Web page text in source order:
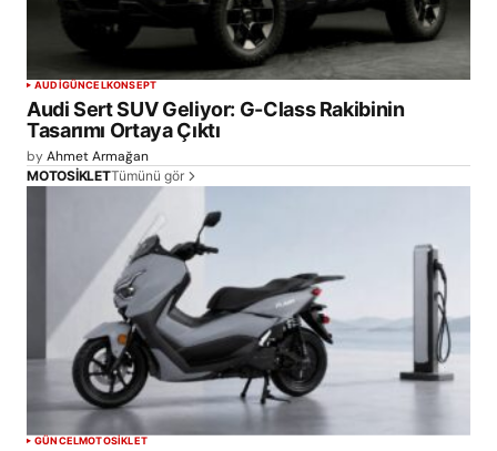
AUDIGÜNCELKONSEPT
Audi Sert SUV Geliyor: G-Class Rakibinin
Tasarımı Ortaya Çıktı
byAhmet Armağan
MOTOSİKLETTümünü gör
GÜNCELMOTOSİKLET